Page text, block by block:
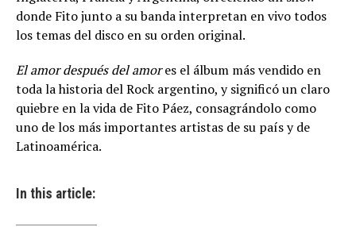
donde Fito junto a su banda interpretan en vivo todos
los temas del disco en su orden original.
El amor después del amores el álbum más vendido en
toda la historia del Rock argentino, y significó un claro
quiebre en la vida de Fito Páez, consagrándolo como
uno de los más importantes artistas de su país y de
Latinoamérica.
In this article: